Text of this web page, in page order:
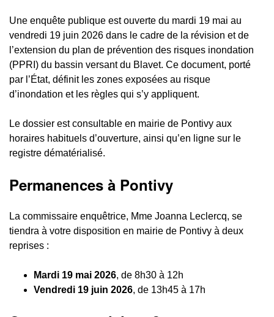
Une enquête publique est ouverte du mardi 19 mai au
vendredi 19 juin 2026 dans le cadre de la révision et de
l’extension du plan de prévention des risques inondation
(PPRI) du bassin versant du Blavet. Ce document, porté
par l’État, définit les zones exposées au risque
d’inondation et les règles qui s’y appliquent.
Le dossier est consultable en mairie de Pontivy aux
horaires habituels d’ouverture, ainsi qu’en ligne sur le
registre dématérialisé.
Permanences à Pontivy
La commissaire enquêtrice, Mme Joanna Leclercq, se
tiendra à votre disposition en mairie de Pontivy à deux
reprises :
Mardi 19 mai 2026, de 8h30 à 12h
Vendredi 19 juin 2026, de 13h45 à 17h